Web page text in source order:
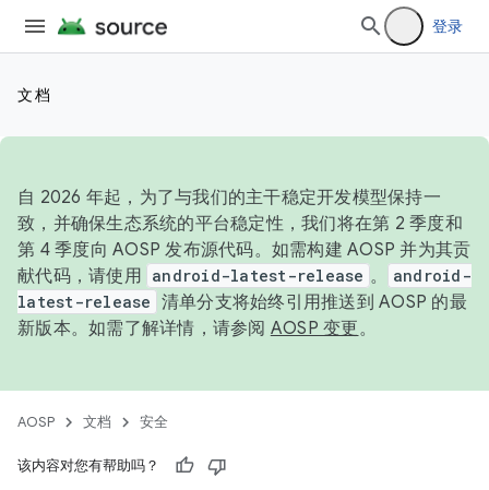
登录
文档
自 2026 年起，为了与我们的主干稳定开发模型保持一
致，并确保生态系统的平台稳定性，我们将在第 2 季度和
第 4 季度向 AOSP 发布源代码。如需构建 AOSP 并为其贡
献代码，请使用 android-latest-release 。
android-
latest-release 清单分支将始终引用推送到 AOSP 的最
新版本。如需了解详情，请参阅 AOSP 变更。
AOSP 文档 安全
该内容对您有帮助吗？